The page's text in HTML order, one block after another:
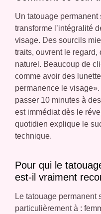
Un tatouage
transforme l’intégralité
visage. Des sourcils
traits, ouvrent le
naturel. Beaucoup de
comme avoir des
permanence le
passer 10 minutes à
est immédiat dès le
quotidien explique le
technique.
Pour qui le
est-il vraiment
Le tatouage permanent
particulièrement à :